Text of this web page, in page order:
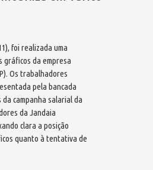
foi realizada uma
gráficos da empresa
Os trabalhadores
pela bancada
campanha salarial da
da Jandaia
clara a posição
quanto à tentativa de